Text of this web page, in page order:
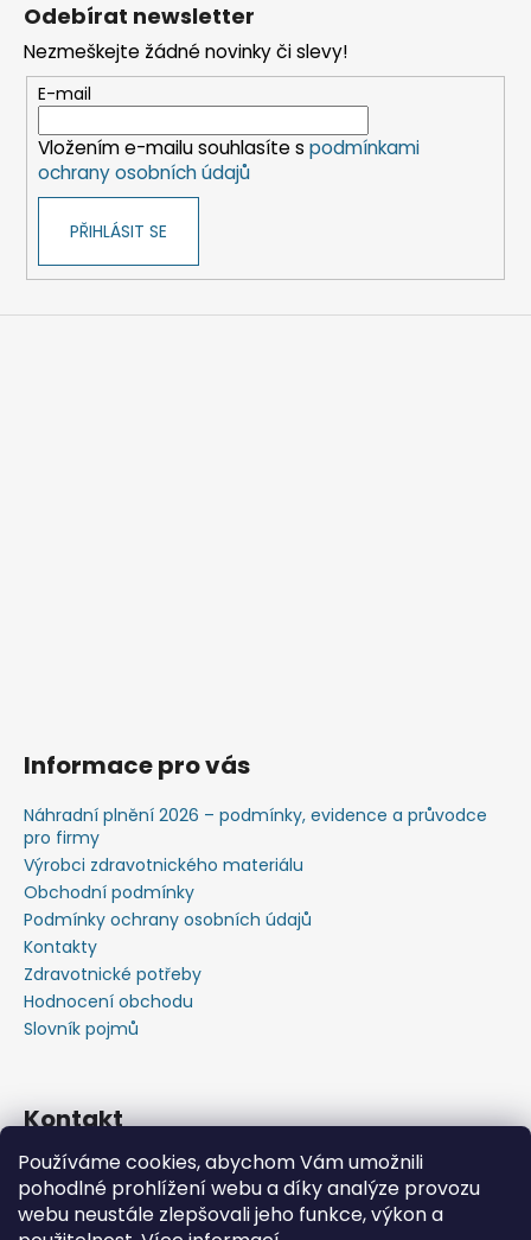
Používáme cookies, abychom Vám umožnili
pohodlné prohlížení webu a díky analýze provozu
webu neustále zlepšovali jeho funkce, výkon a
Odebírat newsletter
Nezmeškejte žádné novinky či slevy!
E-mail
Vložením e-mailu souhlasíte s podmínkami
ochrany osobních údajů
PŘIHLÁSIT SE
Informace pro vás
Náhradní plnění 2026 – podmínky, evidence a průvodce
pro firmy
Výrobci zdravotnického materiálu
Obchodní podmínky
Podmínky ochrany osobních údajů
Kontakty
Zdravotnické potřeby
Hodnocení obchodu
Slovník pojmů
Kontakt
+420603583759 ,+420734720049
https://www.facebook.com/profile.php?id=615793934
37445